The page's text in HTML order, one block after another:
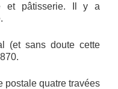
et pâtisserie. Il y a
(et sans doute cette
postale quatre travées